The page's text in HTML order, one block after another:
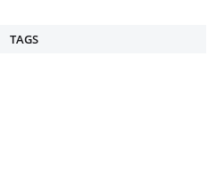
TAGS